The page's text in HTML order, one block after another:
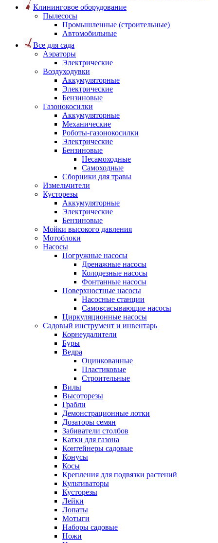
Клининговое оборудование
Пылесосы
Промышленные (строительные)
Автомобильные
Все для сада
Аэраторы
Электрические
Воздуходувки
Аккумуляторные
Электрические
Бензиновые
Газонокосилки
Аккумуляторные
Механические
Роботы-газонокосилки
Электрические
Бензиновые
Несамоходные
Самоходные
Сборники для травы
Измельчители
Кусторезы
Аккумуляторные
Электрические
Бензиновые
Мойки высокого давления
Мотоблоки
Насосы
Погружные насосы
Дренажные насосы
Колодезные насосы
Фонтанные насосы
Поверхностные насосы
Насосные станции
Самовсасывающие насосы
Циркуляционные насосы
Садовый инструмент и инвентарь
Корнеудалители
Буры
Ведра
Оцинкованные
Пластиковые
Строительные
Вилы
Высоторезы
Грабли
Демонстрационные лотки
Дозаторы семян
Забиватели столбов
Катки для газона
Контейнеры садовые
Конусы
Косы
Крепления для подвязки растений
Культиваторы
Кусторезы
Лейки
Лопаты
Мотыги
Наборы садовые
Ножи